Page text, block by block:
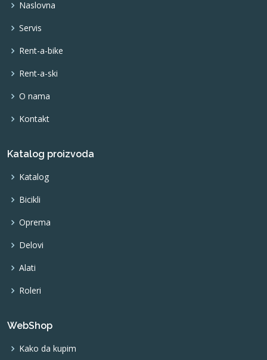
Naslovna
Servis
Rent-a-bike
Rent-a-ski
O nama
Kontakt
Katalog proizvoda
Katalog
Bicikli
Oprema
Delovi
Alati
Roleri
WebShop
Kako da kupim